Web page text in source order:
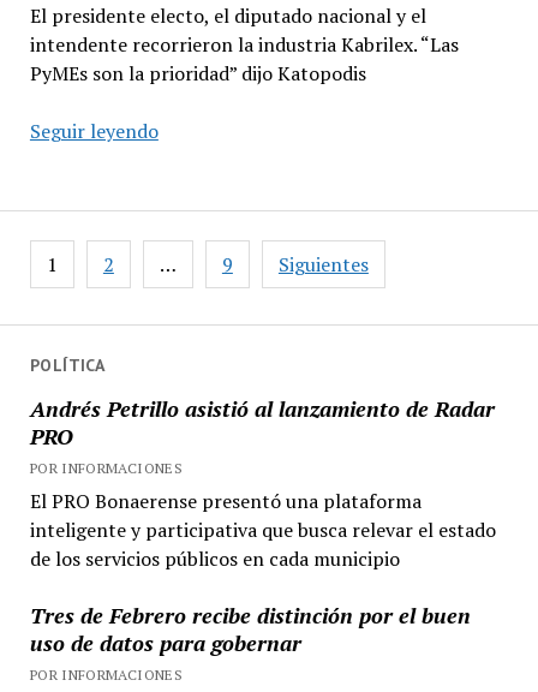
POLÍTICA
Andrés Petrillo asistió al lanzamiento de Radar
PRO
POR INFORMACIONES
El PRO Bonaerense presentó una plataforma
inteligente y participativa que busca relevar el estado
de los servicios públicos en cada municipio
Tres de Febrero recibe distinción por el buen
uso de datos para gobernar
POR INFORMACIONES
El presidente electo, el diputado nacional y el
intendente recorrieron la industria Kabrilex. “Las
PyMEs son la prioridad” dijo Katopodis
Seguir leyendoAlberto
Katopodis
visitaron
una
textil
Paginación
de
1 2 … 9 Siguientes